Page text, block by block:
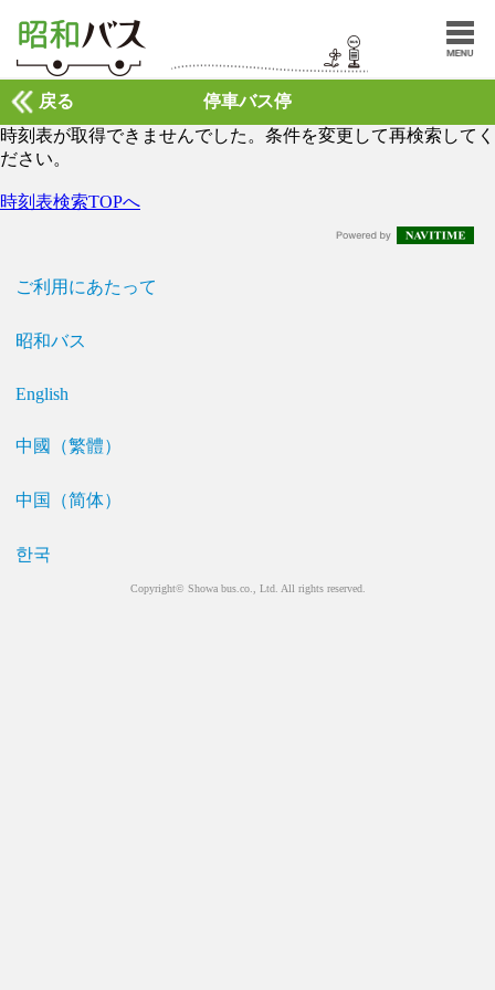
停車バス停
戻る
時刻表が取得できませんでした。条件を変更して再検索してく
ださい。
時刻表検索TOPへ
ご利用にあたって
昭和バス
English
中國（繁體）
中国（简体）
한국
Copyright© Showa bus.co., Ltd. All rights reserved.